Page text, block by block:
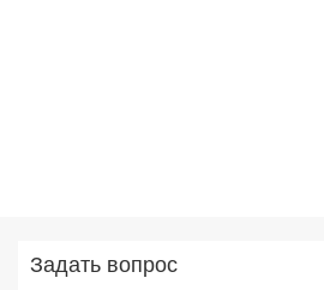
Задать вопрос